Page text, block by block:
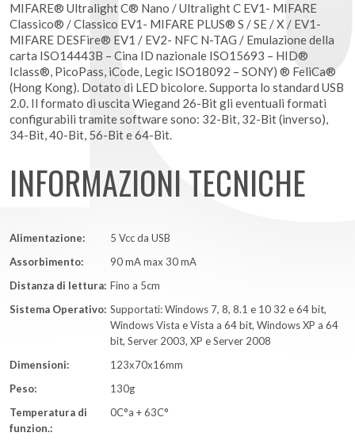
MIFARE® Ultralight C® Nano / Ultralight C EV1- MIFARE
Classico® / Classico EV1- MIFARE PLUS® S / SE / X / EV1-
MIFARE DESFire® EV1 / EV2- NFC N-TAG / Emulazione della
carta ISO14443B – Cina ID nazionale ISO15693 – HID®
Iclass®, PicoPass, iCode, Legic ISO18092 – SONY) ® FeliCa®
(Hong Kong). Dotato di LED bicolore. Supporta lo standard USB
2.0. Il formato di uscita Wiegand 26-Bit gli eventuali formati
configurabili tramite software sono: 32-Bit, 32-Bit (inverso),
34-Bit, 40-Bit, 56-Bit e 64-Bit.
INFORMAZIONI TECNICHE
Alimentazione:
5 Vcc da USB
Assorbimento:
90 mA max 30 mA
Distanza di lettura: Fino a 5cm
Sistema Operativo: Supportati: Windows 7, 8, 8.1 e 10 32 e 64 bit,
Windows Vista e Vista a 64 bit, Windows XP a 64
bit, Server 2003, XP e Server 2008
Dimensioni:
123x70x16mm
Peso:
130g
Temperatura di
funzion.:
0C°a + 63C°